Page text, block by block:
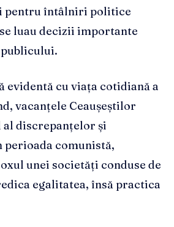
pentru întâlniri politice
luau decizii importante
evidentă cu viața cotidiană a
vacanțele Ceaușeștilor
al discrepanțelor și
comunistă,
unei societăți conduse de
egalitatea, însă practica